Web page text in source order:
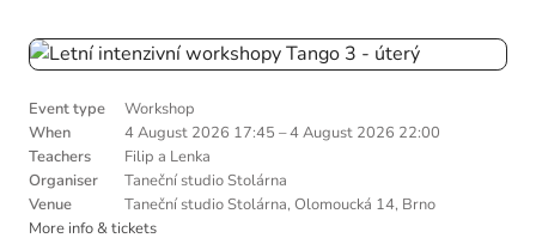
Event type
Workshop
When
4 August 2026 17:45 –4 August 2026 22:00
Teachers
Filip a Lenka
Organiser
Taneční studio Stolárna
Venue
Taneční studio Stolárna, Olomoucká 14, Brno
More info & tickets